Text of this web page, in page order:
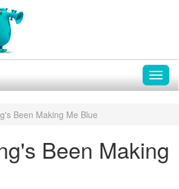
Been Making Me Blue
Been Making